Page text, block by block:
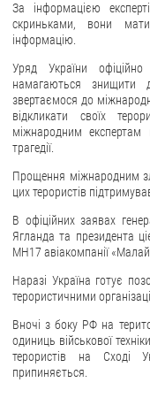
Публічні закупівлі
Внутрішній аудит
ДЕРЖАВНИЙ РЕЄСТР САНКЦІЙ
За інформацією
скриньками, вони
інформацію.
Уряд України
намагаються знищити
звертаємося до
відкликати своїх
міжнародним експертам
трагедії.
Прощення міжнародним
цих терористів
В офіційних заявах
Ягланда та президента
MH17 авіакомпанії
Наразі Україна готує
терористичними
Вночі з боку РФ на
одиниць військової
терористів на Сході
припиняється.